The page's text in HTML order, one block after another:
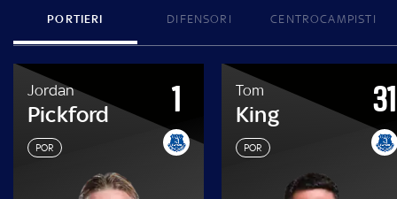
PORTIERI DIFENSORI CENTROCAMPISTI
Jordan
Pickford
POR
1 Tom
King
POR
31